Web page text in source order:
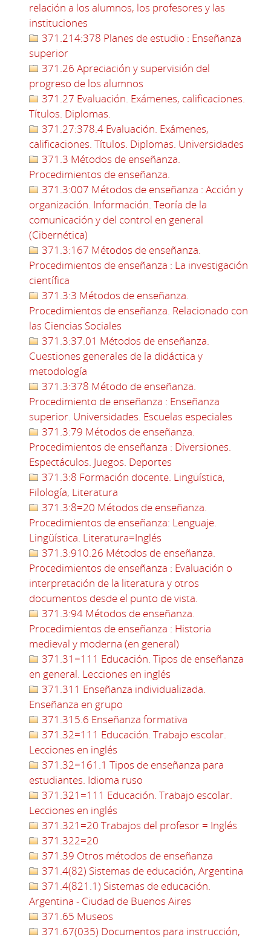
relación a los alumnos, los profesores y las
instituciones
371.214:378 Planes de estudio : Enseñanza
superior
371.26 Apreciación y supervisión del
progreso de los alumnos
371.27 Evaluación. Exámenes, calificaciones.
Títulos. Diplomas.
371.27:378.4 Evaluación. Exámenes,
calificaciones. Títulos. Diplomas. Universidades
371.3 Métodos de enseñanza.
Procedimientos de enseñanza.
371.3:007 Métodos de enseñanza : Acción y
organización. Información. Teoría de la
comunicación y del control en general
(Cibernética)
371.3:167 Métodos de enseñanza.
Procedimientos de enseñanza : La investigación
científica
371.3:3 Métodos de enseñanza.
Procedimientos de enseñanza. Relacionado con
las Ciencias Sociales
371.3:37.01 Métodos de enseñanza.
Cuestiones generales de la didáctica y
metodología
371.3:378 Método de enseñanza.
Procedimiento de enseñanza : Enseñanza
superior. Universidades. Escuelas especiales
371.3:79 Métodos de enseñanza.
Procedimientos de enseñanza : Diversiones.
Espectáculos. Juegos. Deportes
371.3:8 Formación docente. Lingüística,
Filología, Literatura
371.3:8=20 Métodos de enseñanza.
Procedimientos de enseñanza: Lenguaje.
Lingüística. Literatura=Inglés
371.3:910.26 Métodos de enseñanza.
Procedimientos de enseñanza : Evaluación o
interpretación de la literatura y otros
documentos desde el punto de vista.
371.3:94 Métodos de enseñanza.
Procedimientos de enseñanza : Historia
medieval y moderna (en general)
371.31=111 Educación. Tipos de enseñanza
en general. Lecciones en inglés
371.311 Enseñanza individualizada.
Enseñanza en grupo
371.315.6 Enseñanza formativa
371.32=111 Educación. Trabajo escolar.
Lecciones en inglés
371.32=161.1 Tipos de enseñanza para
estudiantes. Idioma ruso
371.321=111 Educación. Trabajo escolar.
Lecciones en inglés
371.321=20 Trabajos del profesor = Inglés
371.322=20
371.39 Otros métodos de enseñanza
371.4(82) Sistemas de educación, Argentina
371.4(821.1) Sistemas de educación.
Argentina - Ciudad de Buenos Aires
371.65 Museos
371.67(035) Documentos para instrucción,